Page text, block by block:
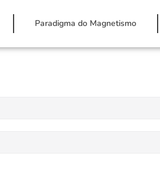
Paradigma do Magnetismo